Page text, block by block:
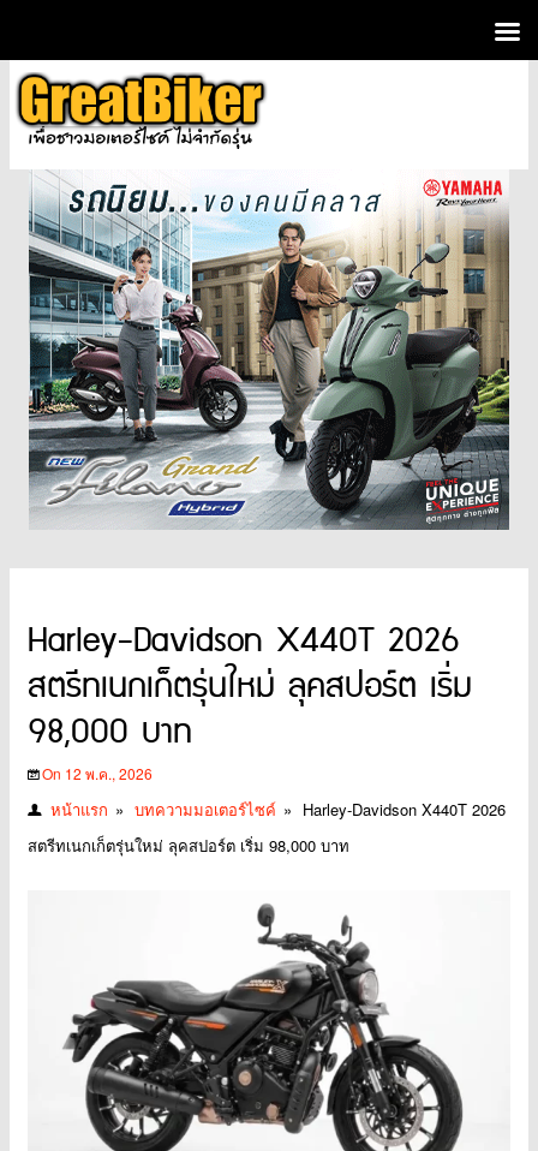
Harley-Davidson X440T 2026
สตรีทเนกเก็ตรุ่นใหม่ ลุคสปอร์ต เริ่ม
98,000 บาท
On 12 พ.ค., 2026
หน้าแรก » บทความมอเตอร์ไซค์ » Harley-Davidson X440T 2026
สตรีทเนกเก็ตรุ่นใหม่ ลุคสปอร์ต เริ่ม 98,000 บาท